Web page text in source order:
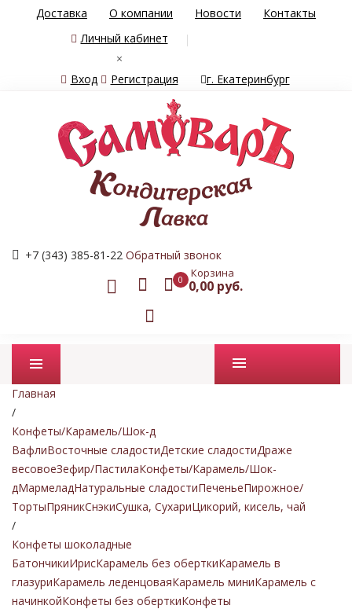
Доставка О компании Новости
Контакты
Личный кабинет
×
Вход
Регистрация г. Екатеринбург
+7 (343) 385-81-22 Обратный звонок
0 Корзина
0,00 руб.
Промо товары
Главная
/
Конфеты/Карамель/Шок-д
ВафлиВосточные сладостиДетские сладостиДраже
весовоеЗефир/ПастилаКонфеты/Карамель/Шок-
дМармеладНатуральные сладостиПеченьеПирожное/
ТортыПряникСнэкиСушка, СухариЦикорий, кисель, чай
/
Конфеты шоколадные
БатончикиИрисКарамель без оберткиКарамель в
глазуриКарамель леденцоваяКарамель миниКарамель с
начинкойКонфеты без оберткиКонфеты